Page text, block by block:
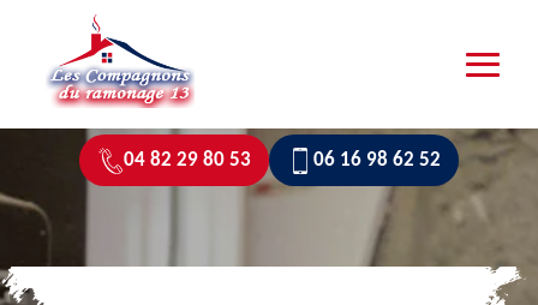
04 82 29 80 53 06 16 98 62 52